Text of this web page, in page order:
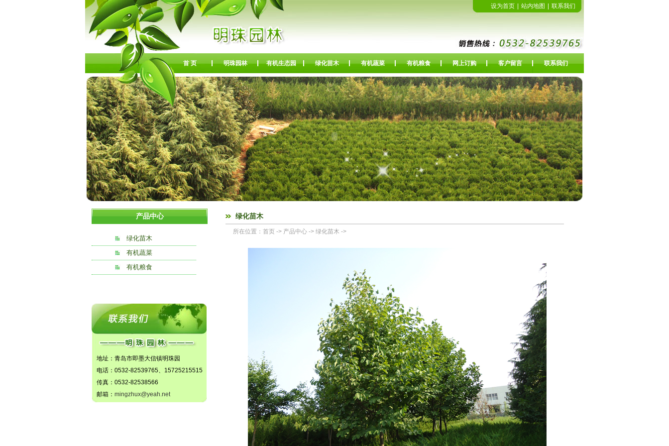
设为首页 站内地图 联系我们
首 页 明珠园林 有机生态园 绿化苗木 有机蔬菜 有机粮食 网上订购 客户留言 联系我们
产品中心
绿化苗木
有机蔬菜
有机粮食
地址：青岛市即墨大信镇明珠园
电话：0532-82539765、15725215515
传真：0532-82538566
邮箱： mingzhux@yeah.net
绿化苗木
所在位置： 首页 -> 产品中心 -> 绿化苗木 ->